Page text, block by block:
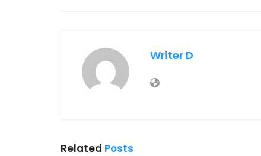
Writer D
Related Posts